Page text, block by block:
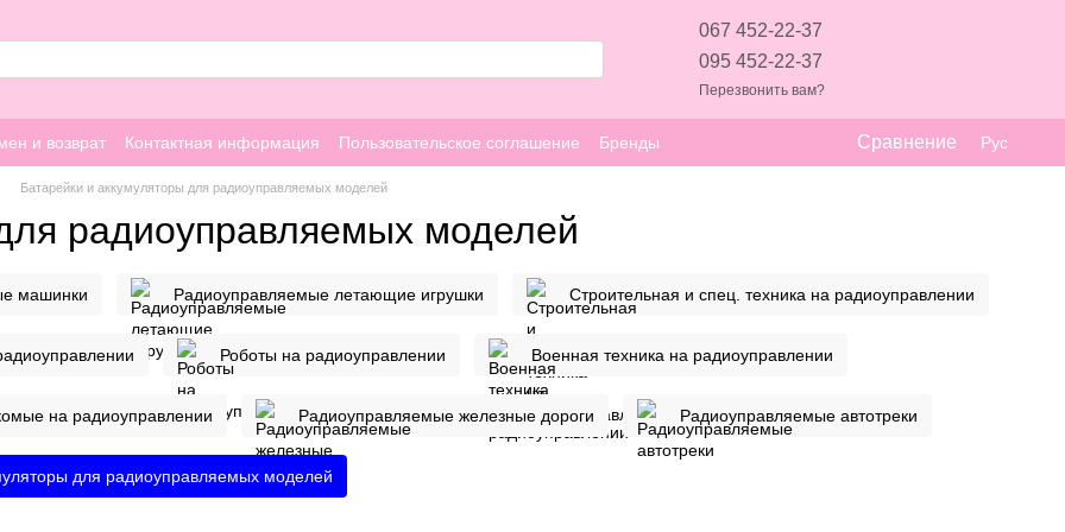
067 452-22-37
095 452-22-37
Перезвонить вам?
и возврат Контактная информация Пользовательское соглашение Бренды Сравнение Рус
Батарейки и аккумуляторы для радиоуправляемых моделей
радиоуправляемых моделей
машинки Радиоуправляемые летающие игрушки Строительная и спец. техника на радиоуправлении
Роботы на радиоуправлении Военная техника на радиоуправлении
на радиоуправлении Радиоуправляемые железные дороги Радиоуправляемые автотреки
для радиоуправляемых моделей